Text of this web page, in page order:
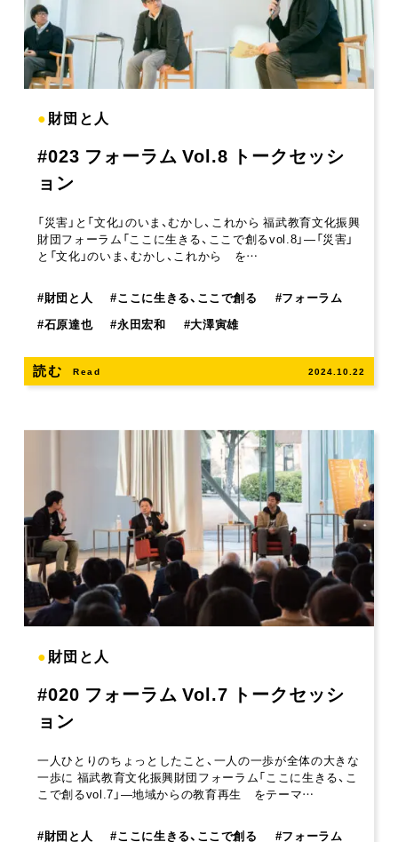
●財団と人
#023 フォーラム Vol.8 トークセッシ
ョン
「災害」と「文化」のいま、むかし、これから 福武教育文化振興
財団フォーラム「ここに生きる、ここで創るvol.8」―「災害」
と「文化」のいま、むかし、これから を…
#財団と人 #ここに生きる、ここで創る #フォーラム
#石原達也 #永田宏和 #大澤寅雄
読む Read 2024.10.22
●財団と人
#020 フォーラム Vol.7 トークセッシ
ョン
一人ひとりのちょっとしたこと、一人の一歩が全体の大きな
一歩に 福武教育文化振興財団フォーラム「ここに生きる、こ
こで創るvol.7」―地域からの教育再生 をテーマ…
#財団と人 #ここに生きる、ここで創る #フォーラム